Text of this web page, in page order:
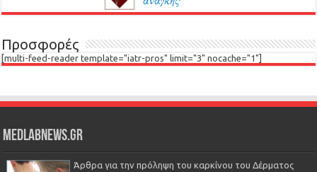
Προσφορές
[multi-feed-reader template="iatr-pros" limit="3" nocache="1"]
Medlabnews.gr
Άρθρα για την πρόληψη του καρκίνου του Δέρματος